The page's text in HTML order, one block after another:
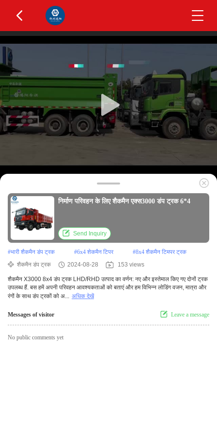
निर्माण परिवहन के लिए शैकमैन एक्स3000 डंप ट्रक 6*4
Send Inquiry
#भारी शैकमैन डंप ट्रक #6x4 शेकमैन टिपर #8x4 शैकमैन टिमपर ट्रक
शैकमैन डंप ट्रक
2024-08-28 153 views
शैकमैन X3000 8x4 डंप ट्रक LHD/RHD उत्पाद का वर्णन: नए और इस्तेमाल किए गए दोनों ट्रक
उपलब्ध हैं. बस हमें अपनी परिवहन आवश्यकताओं को बताएं और हम विभिन्न लोडिंग वजन, मात्रा और
रंगों के साथ डंप ट्रकों को अ... अधिक देखें
Messages of visitor Leave a message
No public comments yet